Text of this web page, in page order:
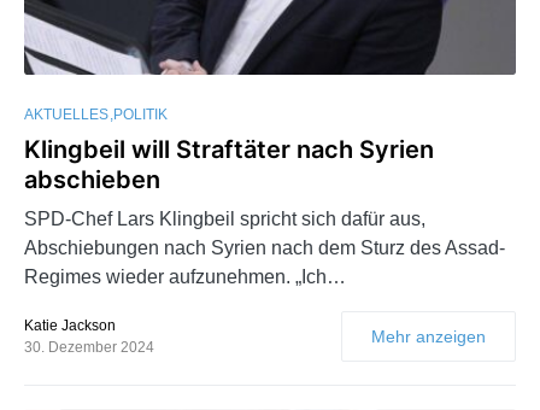
AKTUELLES POLITIK
Klingbeil will Straftäter nach Syrien
abschieben
SPD-Chef Lars Klingbeil spricht sich dafür aus,
Abschiebungen nach Syrien nach dem Sturz des Assad-
Regimes wieder aufzunehmen. „Ich…
Katie Jackson
30. Dezember 2024
Mehr anzeigen